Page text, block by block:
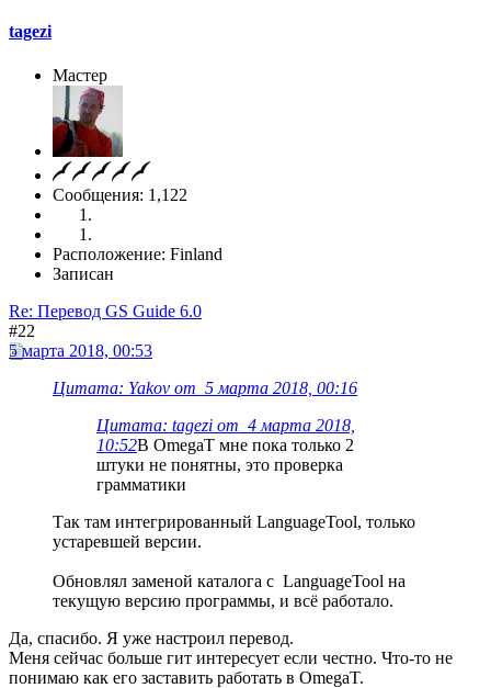
tagezi
Мастер
Сообщения: 1,122
Расположение: Finland
Записан
Re: Перевод GS Guide 6.0
#22
5 марта 2018, 00:53
Цитата: Yakov от 5 марта 2018, 00:16
Цитата: tagezi от 4 марта 2018,
10:52В OmegaT мне пока только 2
штуки не понятны, это проверка
грамматики
Так там интегрированный LanguageTool, только
устаревшей версии.
Обновлял заменой каталога с LanguageTool на
текущую версию программы, и всё работало.
Да, спасибо. Я уже настроил перевод.
Меня сейчас больше гит интересует если честно. Что-то не
понимаю как его заставить работать в OmegaT.